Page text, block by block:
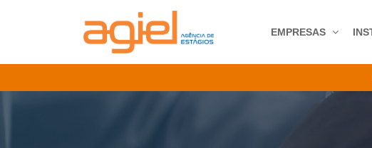
EMPRESAS